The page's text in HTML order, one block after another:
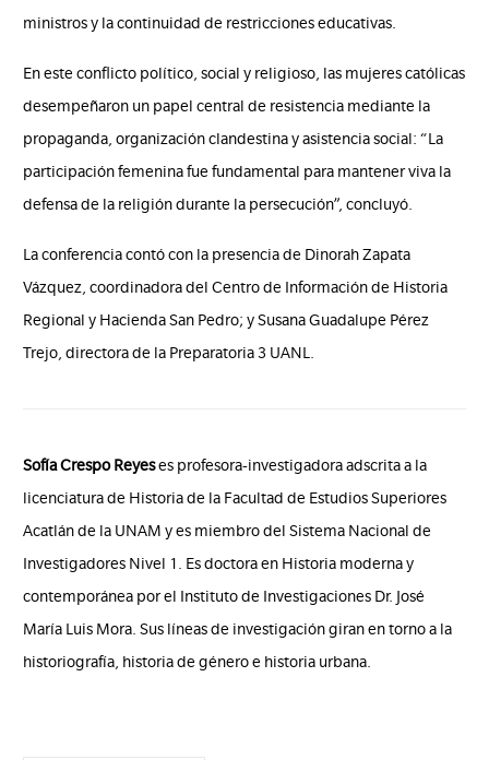
ministros y la continuidad de restricciones educativas.
En este conflicto político, social y religioso, las mujeres católicas
desempeñaron un papel central de resistencia mediante la
propaganda, organización clandestina y asistencia social: “La
participación femenina fue fundamental para mantener viva la
defensa de la religión durante la persecución”, concluyó.
La conferencia contó con la presencia de Dinorah Zapata
Vázquez, coordinadora del Centro de Información de Historia
Regional y Hacienda San Pedro; y Susana Guadalupe Pérez
Trejo, directora de la Preparatoria 3 UANL.
Sofía Crespo Reyeses profesora-investigadora adscrita a la
licenciatura de Historia de la Facultad de Estudios Superiores
Acatlán de la UNAM y es miembro del Sistema Nacional de
Investigadores Nivel 1. Es doctora en Historia moderna y
contemporánea por el Instituto de Investigaciones Dr. José
María Luis Mora. Sus líneas de investigación giran en torno a la
historiografía, historia de género e historia urbana.